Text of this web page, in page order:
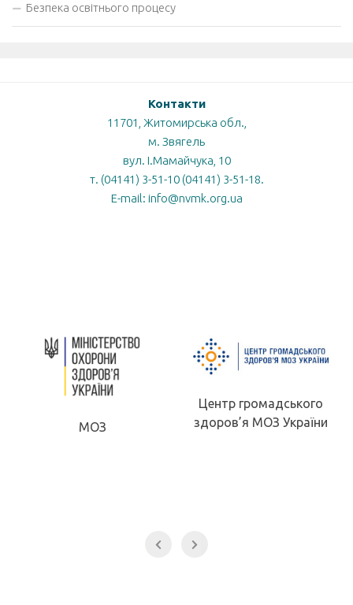
Безпека освітнього процесу
Контакти
11701, Житомирська обл.,
м. Звягель
вул. І.Мамайчука, 10
т. (04141) 3-51-10 (04141) 3-51-18.
E-mail: info@nvmk.org.ua
МОЗ
Центр громадського
здоров’я МОЗ України